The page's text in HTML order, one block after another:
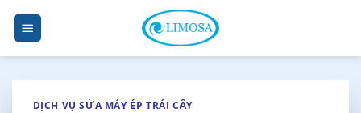
Skip
content
DỊCH VỤ SỬA MÁY ÉP TRÁI CÂY